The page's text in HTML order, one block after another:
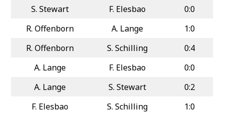
S. Stewart
F. Elesbao
0:0
R. Offenborn
A. Lange
1:0
R. Offenborn
S. Schilling
0:4
A. Lange
F. Elesbao
0:0
A. Lange
S. Stewart
0:2
F. Elesbao
S. Schilling 1:0